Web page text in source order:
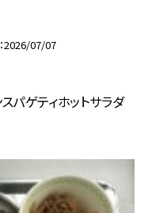
2026/07/07
パゲティホットサラダ